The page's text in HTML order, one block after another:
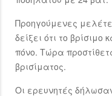
Προηγούμενες
δείξει ότι το βρίσιμο
πόνο. Τώρα
βρισίματος.
Οι ερευνητές